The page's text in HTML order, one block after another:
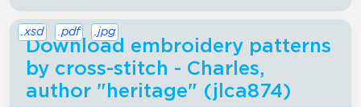
Download embroidery patterns
by cross-stitch - Charles,
author "heritage" (jlca874)
.xsd .pdf .jpg